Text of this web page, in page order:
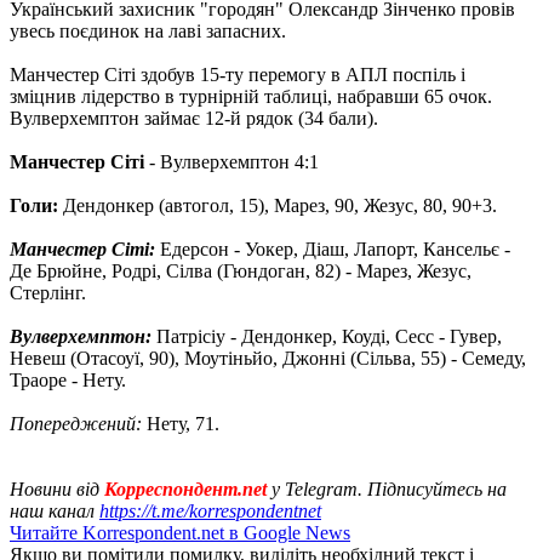
Український захисник "городян" Олександр Зінченко провів
увесь поєдинок на лаві запасних.
Манчестер Сіті здобув 15-ту перемогу в АПЛ поспіль і
зміцнив лідерство в турнірній таблиці, набравши 65 очок.
Вулверхемптон займає 12-й рядок (34 бали).
Манчестер Сіті - Вулверхемптон 4:1
Голи: Дендонкер (автогол, 15), Марез, 90, Жезус, 80, 90+3.
Манчестер Сіті: Едерсон - Уокер, Діаш, Лапорт, Кансельє -
Де Брюйне, Родрі, Сілва (Гюндоган, 82) - Марез, Жезус,
Стерлінг.
Вулверхемптон: Патрісіу - Дендонкер, Коуді, Сесс - Гувер,
Невеш (Отасоуї, 90), Моутіньйо, Джонні (Сільва, 55) - Семеду,
Траоре - Нету.
Попереджений: Нету, 71.
Новини від Корреспондент.netу Telegram. Підписуйтесь на
наш канал https://t.me/korrespondentnet
Читайте Korrespondent.net в Google News
Якщо ви помітили помилку, виділіть необхідний текст і